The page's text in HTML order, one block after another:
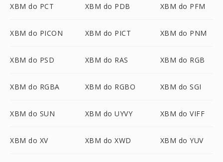
XBM do PCT XBM do PDB XBM do PFM
XBM do PICON XBM do PICT XBM do PNM
XBM do PSD XBM do RAS XBM do RGB
XBM do RGBA XBM do RGBO XBM do SGI
XBM do SUN XBM do UYVY XBM do VIFF
XBM do XV XBM do XWD XBM do YUV